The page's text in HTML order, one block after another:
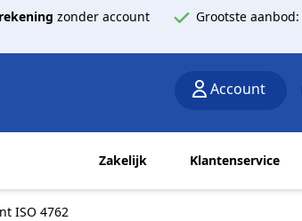
zonder account Grootste aanbod:
Account
Zakelijk Klantenservice
ISO 4762